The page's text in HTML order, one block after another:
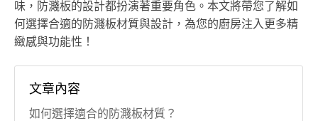
味，防濺板的設計都扮演著重要角色。本文將帶您了解如
何選擇合適的防濺板材質與設計，為您的廚房注入更多精
緻感與功能性！
文章內容
如何選擇適合的防濺板材質？